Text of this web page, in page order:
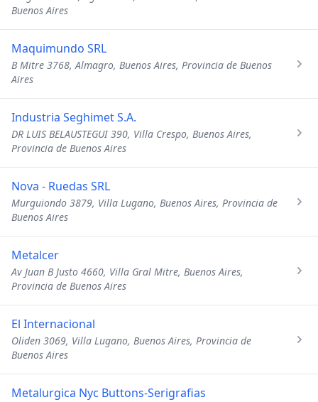
Buenos Aires
Maquimundo SRL
B Mitre 3768, Almagro, Buenos Aires, Provincia de Buenos
Aires
Industria Seghimet S.A.
DR LUIS BELAUSTEGUI 390, Villa Crespo, Buenos Aires,
Provincia de Buenos Aires
Nova - Ruedas SRL
Murguiondo 3879, Villa Lugano, Buenos Aires, Provincia de
Buenos Aires
Metalcer
Av Juan B Justo 4660, Villa Gral Mitre, Buenos Aires,
Provincia de Buenos Aires
El Internacional
Oliden 3069, Villa Lugano, Buenos Aires, Provincia de
Buenos Aires
Metalurgica Nyc Buttons-Serigrafias